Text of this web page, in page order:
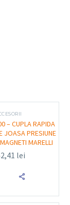
+
luminii
uzură
– CUPLA RAPIDA
JOASA PRESIUNE
MARELLI
lei